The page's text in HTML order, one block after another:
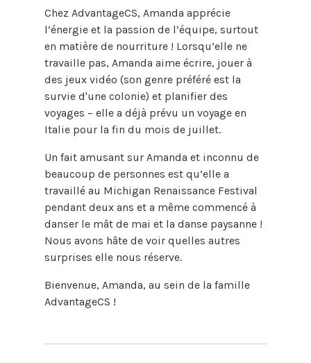
Chez AdvantageCS, Amanda apprécie
l’énergie et la passion de l’équipe, surtout
en matière de nourriture ! Lorsqu’elle ne
travaille pas, Amanda aime écrire, jouer à
des jeux vidéo (son genre préféré est la
survie d'une colonie) et planifier des
voyages – elle a déjà prévu un voyage en
Italie pour la fin du mois de juillet.
Un fait amusant sur Amanda et inconnu de
beaucoup de personnes est qu’elle a
travaillé au Michigan Renaissance Festival
pendant deux ans et a même commencé à
danser le mât de mai et la danse paysanne !
Nous avons hâte de voir quelles autres
surprises elle nous réserve.
Bienvenue, Amanda, au sein de la famille
AdvantageCS !